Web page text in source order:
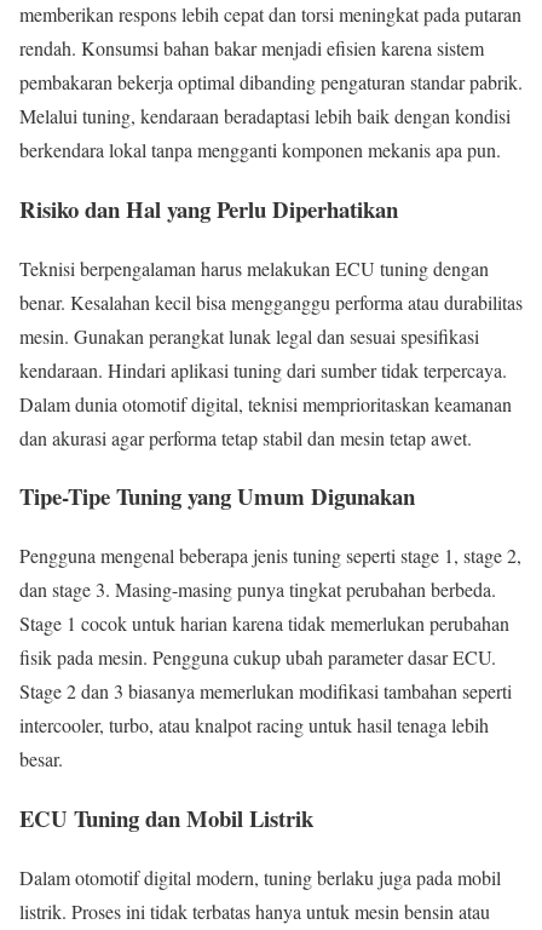
memberikan respons lebih cepat dan torsi meningkat pada putaran
rendah. Konsumsi bahan bakar menjadi efisien karena sistem
pembakaran bekerja optimal dibanding pengaturan standar pabrik.
Melalui tuning, kendaraan beradaptasi lebih baik dengan kondisi
berkendara lokal tanpa mengganti komponen mekanis apa pun.
Risiko dan Hal yang Perlu Diperhatikan
Teknisi berpengalaman harus melakukan ECU tuning dengan
benar. Kesalahan kecil bisa mengganggu performa atau durabilitas
mesin. Gunakan perangkat lunak legal dan sesuai spesifikasi
kendaraan. Hindari aplikasi tuning dari sumber tidak terpercaya.
Dalam dunia otomotif digital, teknisi memprioritaskan keamanan
dan akurasi agar performa tetap stabil dan mesin tetap awet.
Tipe-Tipe Tuning yang Umum Digunakan
Pengguna mengenal beberapa jenis tuning seperti stage 1, stage 2,
dan stage 3. Masing-masing punya tingkat perubahan berbeda.
Stage 1 cocok untuk harian karena tidak memerlukan perubahan
fisik pada mesin. Pengguna cukup ubah parameter dasar ECU.
Stage 2 dan 3 biasanya memerlukan modifikasi tambahan seperti
intercooler, turbo, atau knalpot racing untuk hasil tenaga lebih
besar.
ECU Tuning dan Mobil Listrik
Dalam otomotif digital modern, tuning berlaku juga pada mobil
listrik. Proses ini tidak terbatas hanya untuk mesin bensin atau